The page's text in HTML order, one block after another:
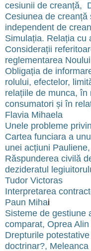
cesiunii de creanță,
Cesiunea de
independent de
Simulația. Relația cu
Considerații
reglementarea
Obligația de
rolului, efectelor,
relațiile de munca, în
consumatori și în
Flavia Mihaela
Unele probleme
Cartea funciara a
unei acțiuni
Răspunderea civilă
dezideratul
Tudor Victoras
Interpretarea
Paun Mihai
Sisteme de gestiune
comparat, Oprea Alin
Drepturile
doctrinar?, Meleanca